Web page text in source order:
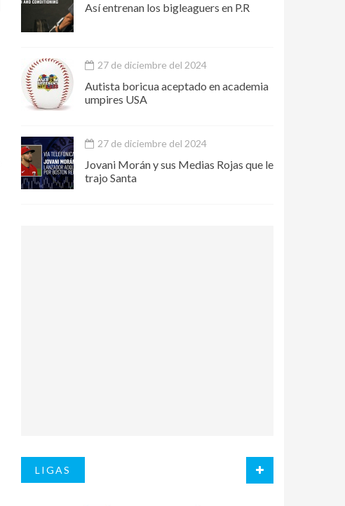
Así entrenan los bigleaguers en P.R
27 de diciembre del 2024
Autista boricua aceptado en academia
umpires USA
27 de diciembre del 2024
Jovani Morán y sus Medias Rojas que le
trajo Santa
LIGAS